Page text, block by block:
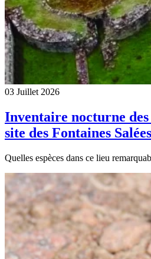
03 Juillet 2026
Inventaire nocturne
site des Fontaines Salées
Quelles espèces dans ce lieu